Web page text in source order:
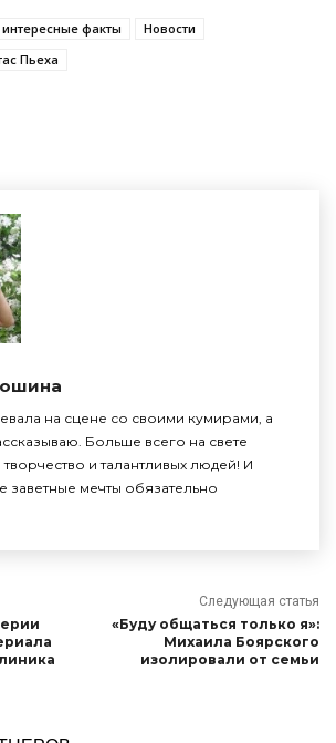
интересные факты
Новости
Пьеха
на сцене со своими кумирами, а
Больше всего на свете
и талантливых людей! И
заветные мечты обязательно
Следующая статья
«Буду общаться только я»:
Михаила Боярского
изолировали от семьи